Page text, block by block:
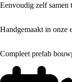
Eenvoudig zelf samen
Handgemaakt in onze
Compleet prefab